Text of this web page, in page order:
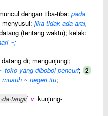
dengan tiba-tiba: pada
menyusul: jika tidak ada aral,
(tentang waktu); kelak:
~;
datang di; mengunjungi;
toko yang dibobol pencuri; 2
musuh ~ negeri itu;
v kunjung-